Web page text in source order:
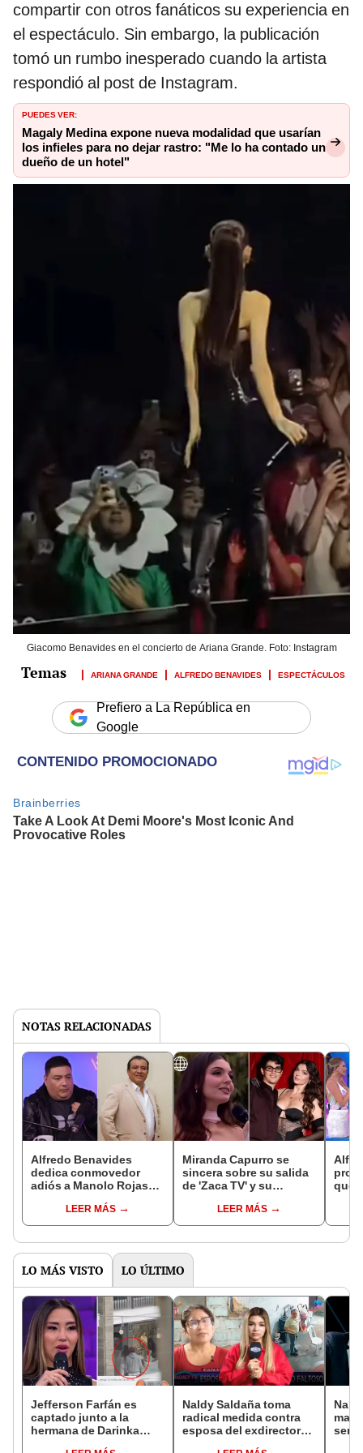
compartir con otros fanáticos su experiencia en
el espectáculo. Sin embargo, la publicación
tomó un rumbo inesperado cuando la artista
respondió al post de Instagram.
PUEDES VER:
Magaly Medina expone nueva modalidad que usarían
los infieles para no dejar rastro: "Me lo ha contado un
dueño de un hotel"
Giacomo Benavides en el concierto de Ariana Grande. Foto: Instagram
ARIANA GRANDE ALFREDO BENAVIDES ESPECTÁCULOS
Prefiero a La República en
Google
NOTAS RELACIONADAS
Alfredo Benavides
dedica conmovedor
adiós a Manolo Rojas
“Pensé que tú cargarías
mi cajón”
LEER MÁS
Miranda Capurro se
sincera sobre su salida
de 'Zaca TV' y su
menor de Alfredo
Benavides
LEER MÁS
que
"Si
LO MÁS VISTO LO ÚLTIMO
Jefferson Farfán es
captado junto a la
hermana de Darinka
Naldy Saldaña toma
radical medida contra
esposa del exdirector